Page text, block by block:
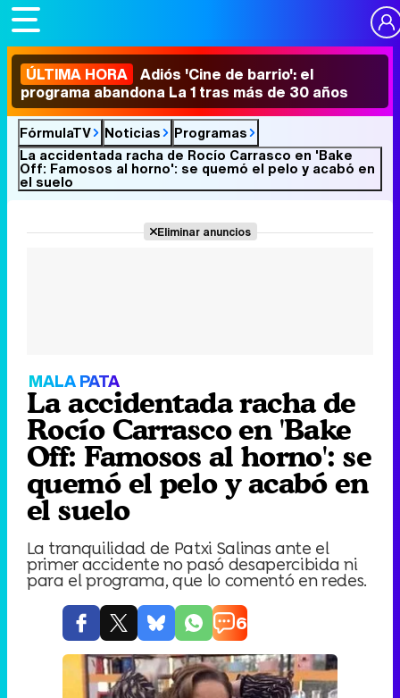
ÚLTIMA HORA Adiós 'Cine de barrio': el
programa abandona La 1 tras más de 30 años
FórmulaTV Noticias
Programas
La accidentada racha de Rocío Carrasco en 'Bake
Off: Famosos al horno': se quemó el pelo y acabó en
el suelo
Eliminar anuncios
MALA PATA
La accidentada racha de
Rocío Carrasco en 'Bake
Off: Famosos al horno': se
quemó el pelo y acabó en
el suelo
La tranquilidad de Patxi Salinas ante el
primer accidente no pasó desapercibida ni
para el programa, que lo comentó en redes.
6